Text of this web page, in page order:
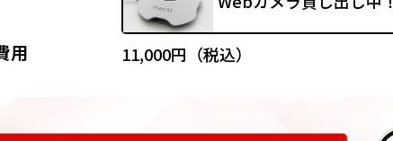
用 11,000円（税込）